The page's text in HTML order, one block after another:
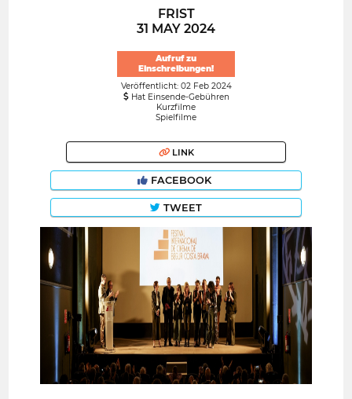
FRIST
31 MAY 2024
Aufruf zu
Einschreibungen!
Veröffentlicht: 02 Feb 2024
Hat Einsende-Gebühren
Kurzfilme
Spielfilme
LINK
FACEBOOK
TWEET